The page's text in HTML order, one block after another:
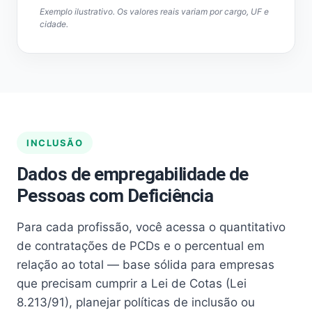
Exemplo ilustrativo. Os valores reais variam por cargo, UF e
cidade.
INCLUSÃO
Dados de empregabilidade de
Pessoas com Deficiência
Para cada profissão, você acessa o quantitativo
de contratações de PCDs e o percentual em
relação ao total — base sólida para empresas
que precisam cumprir a Lei de Cotas (Lei
8.213/91), planejar políticas de inclusão ou